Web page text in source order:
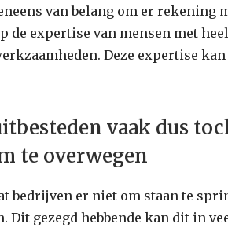
van belang om er rekening
de expertise van mensen met
Deze expertise
vaak dus
te overwegen
bedrijven er niet om staan te
Dit gezegd hebbende kan dit in